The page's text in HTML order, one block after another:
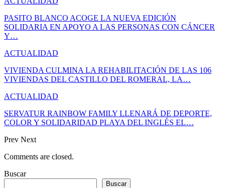
PASITO BLANCO ACOGE LA NUEVA EDICIÓN
SOLIDARIA EN APOYO A LAS PERSONAS CON CÁNCER
Y…
ACTUALIDAD
VIVIENDA CULMINA LA REHABILITACIÓN DE LAS 106
VIVIENDAS DEL CASTILLO DEL ROMERAL, LA…
ACTUALIDAD
SERVATUR RAINBOW FAMILY LLENARÁ DE DEPORTE,
COLOR Y SOLIDARIDAD PLAYA DEL INGLÉS EL…
Prev Next
Comments are closed.
Buscar
Buscar